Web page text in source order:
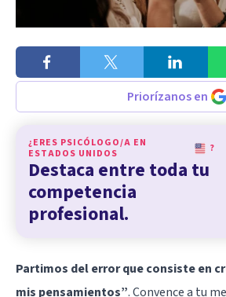
Priorízanos en
¿ERES PSICÓLOGO/A EN
ESTADOS UNIDOS
?
Destaca entre toda tu
competencia
profesional.
Partimos del error que consiste en
mis pensamientos”. Convence a tu